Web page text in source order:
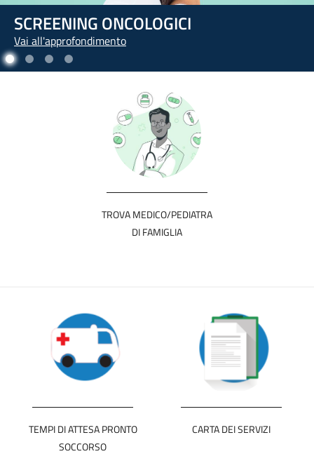
L'ARTE DI PRENDERSI CURA DI SÉ
Vai all'approfondimento
TROVA MEDICO/PEDIATRA
DI FAMIGLIA
TEMPI DI ATTESA PRONTO
SOCCORSO
CARTA DEI SERVIZI